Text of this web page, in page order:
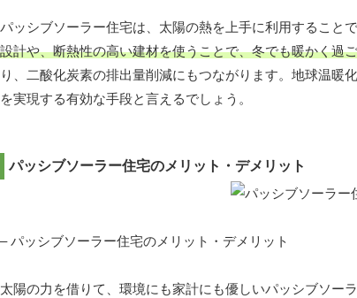
パッシブソーラー住宅は、太陽の熱を上手に利用すること
設計や、断熱性の高い建材を使うことで、冬でも暖かく過
り、二酸化炭素の排出量削減にもつながります。地球温暖
を実現する有効な手段と言えるでしょう。
パッシブソーラー住宅のメリット・デメリット
– パッシブソーラー住宅のメリット・デメリット
太陽の力を借りて、環境にも家計にも優しいパッシブソー